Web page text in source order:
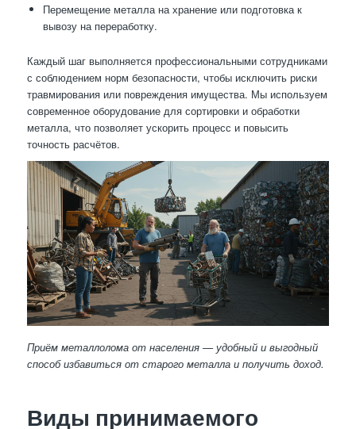
Перемещение металла на хранение или подготовка к
вывозу на переработку.
Каждый шаг выполняется профессиональными сотрудниками
с соблюдением норм безопасности, чтобы исключить риски
травмирования или повреждения имущества. Мы используем
современное оборудование для сортировки и обработки
металла, что позволяет ускорить процесс и повысить
точность расчётов.
Приём металлолома от населения — удобный и выгодный
способ избавиться от старого металла и получить доход.
Виды принимаемого